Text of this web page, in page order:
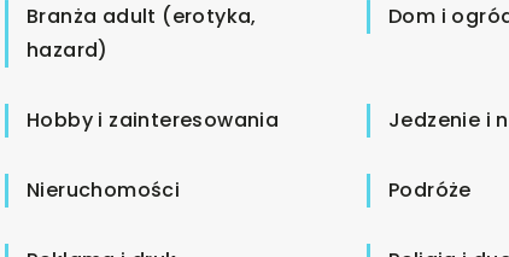
Branża adult (erotyka,
hazard)
Dom i
Hobby i zainteresowania Jedzenie i
Nieruchomości Podróże